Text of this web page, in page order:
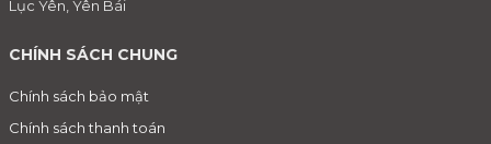
Lục Yên, Yên Bái
CHÍNH SÁCH CHUNG
Chính sách bảo mật
Chính sách thanh toán